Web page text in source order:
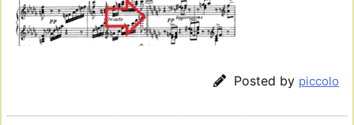
Posted by piccolo